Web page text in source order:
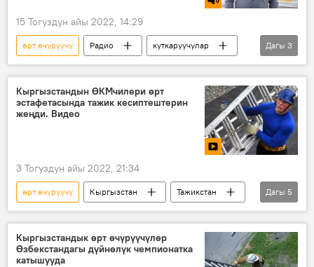
15 Тогуздун айы 2022, 14:29
өрт өчүрүүчү Радио
куткаруучулар
ӨКМ
чемпионат
Самарбек Талканчиев
Дагы 3
Кыргызстандын ӨКМчилери өрт
эстафетасында тажик кесиптештерин
жеңди. Видео
3 Тогуздун айы 2022, 21:34
өрт өчүрүүчү Кыргызстан
Тажикстан
Өзбекстан
эстафета
мелдеш
Дагы 5
Кыргызстандык өрт өчүрүүчүлөр
Өзбекстандагы дүйнөлүк чемпионатка
катышууда